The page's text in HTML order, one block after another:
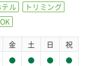
ル
トリミング
金 土 日 祝